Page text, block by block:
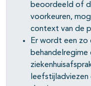
beoordeeld of
voorkeuren,
context van de
Er wordt een
leefstijladviezen